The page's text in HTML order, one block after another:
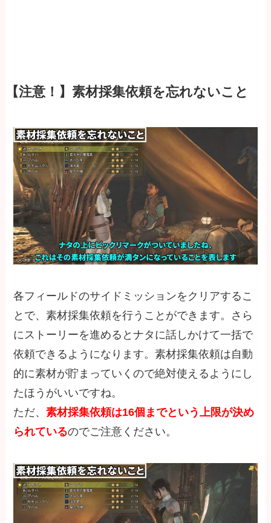
【注意！】素材採集依頼を忘れないこと
各フィールドのサイドミッションをクリアするこ
とで、素材採集依頼を行うことができます。さら
にストーリーを進めるとナタに話しかけて一括で
依頼できるようになります。素材採集依頼は自動
的に素材が貯まっていくので絶対使えるようにし
たほうがいいですね。
ただ、素材採集依頼は16個までという上限が決め
られているのでご注意ください。